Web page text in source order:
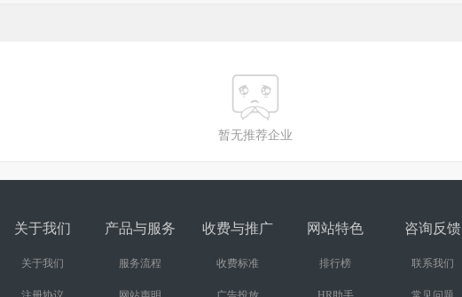
暂无推荐企业
关于我们
关于我们
产品与服务
服务流程
收费与推广
收费标准
网站特色
排行榜
咨询反馈
联系我们